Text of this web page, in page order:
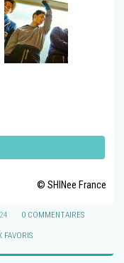
© SHINee France
0 COMMENTAIRES
FAVORIS